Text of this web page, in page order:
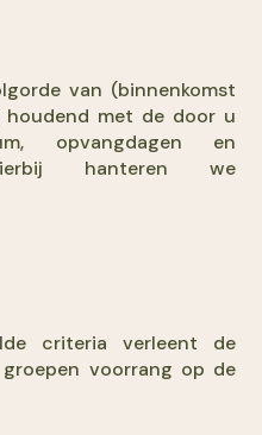
van (binnenkomst
houdend met de door u
opvangdagen en
hanteren we
criteria verleent de
voorrang op de